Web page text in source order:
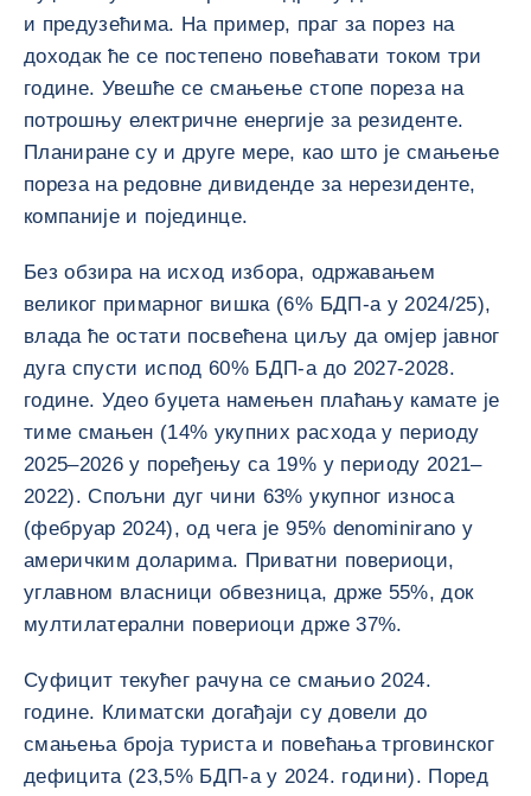
и предузећима. На пример, праг за порез на
доходак ће се постепено повећавати током три
године. Увешће се смањење стопе пореза на
потрошњу електричне енергије за резиденте.
Планиране су и друге мере, као што је смањење
пореза на редовне дивиденде за нерезиденте,
компаније и појединце.
Без обзира на исход избора, одржавањем
великог примарног вишка (6% БДП-а у 2024/25),
влада ће остати посвећена циљу да омјер јавног
дуга спусти испод 60% БДП-а до 2027-2028.
године. Удео буџета намењен плаћању камате је
тиме смањен (14% укупних расхода у периоду
2025–2026 у поређењу са 19% у периоду 2021–
2022). Спољни дуг чини 63% укупног износа
(фебруар 2024), од чега је 95% denominirano у
америчким доларима. Приватни повериоци,
углавном власници обвезница, држе 55%, док
мултилатерални повериоци држе 37%.
Суфицит текућег рачуна се смањио 2024.
године. Климатски догађаји су довели до
смањења броја туриста и повећања трговинског
дефицита (23,5% БДП-а у 2024. години). Поред